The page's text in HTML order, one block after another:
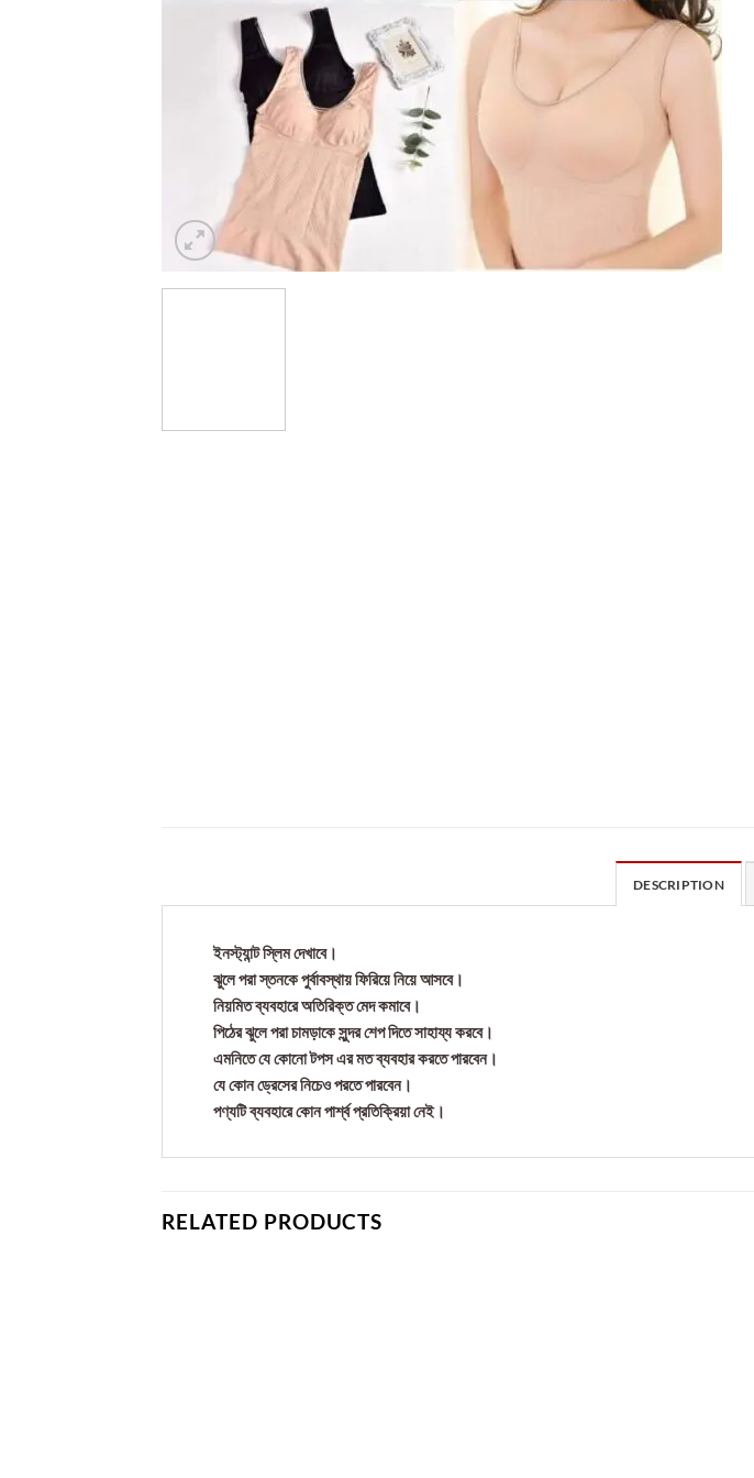
DESCRIPTION
ইনস্ট্যান্ট স্লিম দেখাবে।
ঝুলে পরা স্তনকে পুর্বাবস্থায় ফিরিয়ে নিয়ে আসবে।
নিয়মিত ব্যবহারে অতিরিক্ত মেদ কমাবে।
পিঠের ঝুলে পরা চামড়াকে সুন্দর শেপ দিতে সাহায্য করবে।
এমনিতে যে কোনো টপস এর মত ব্যবহার করতে পারবেন।
যে কোন ড্রেসের নিচেও পরতে পারবেন।
পণ্যটি ব্যবহারে কোন পার্শ্ব প্রতিক্রিয়া নেই।
RELATED PRODUCTS